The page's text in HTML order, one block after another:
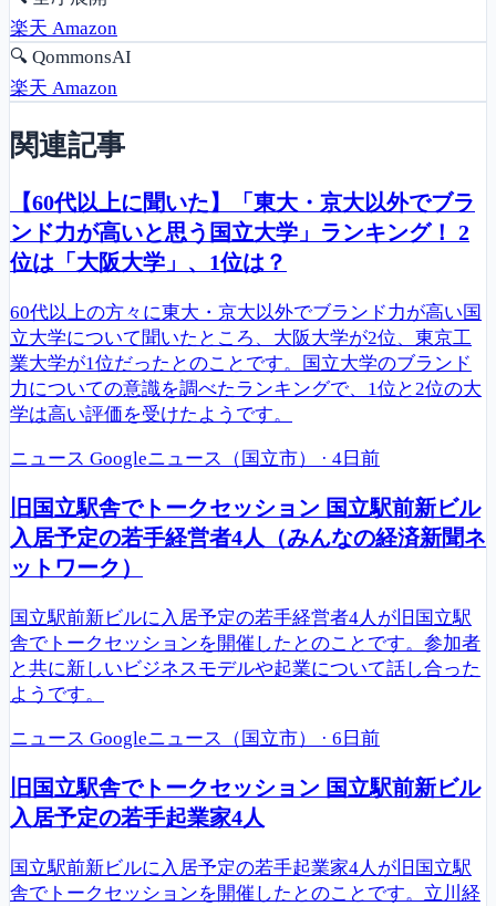
楽天 Amazon
🔍 QommonsAI
楽天 Amazon
関連記事
【60代以上に聞いた】「東大・京大以外でブラ
ンド力が高いと思う国立大学」ランキング！ 2
位は「大阪大学」、1位は？
60代以上の方々に東大・京大以外でブランド力が高い国
立大学について聞いたところ、大阪大学が2位、東京工
業大学が1位だったとのことです。国立大学のブランド
力についての意識を調べたランキングで、1位と2位の大
学は高い評価を受けたようです。
ニュース Googleニュース（国立市） · 4日前
旧国立駅舎でトークセッション 国立駅前新ビル
入居予定の若手経営者4人（みんなの経済新聞ネ
ットワーク）
国立駅前新ビルに入居予定の若手経営者4人が旧国立駅
舎でトークセッションを開催したとのことです。参加者
と共に新しいビジネスモデルや起業について話し合った
ようです。
ニュース Googleニュース（国立市） · 6日前
旧国立駅舎でトークセッション 国立駅前新ビル
入居予定の若手起業家4人
国立駅前新ビルに入居予定の若手起業家4人が旧国立駅
舎でトークセッションを開催したとのことです。立川経